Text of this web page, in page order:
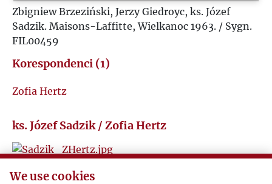
U
Ż
Zbigniew Brzeziński, Jerzy Giedroyc, ks. Józef
Sadzik. Maisons-Laffitte, Wielkanoc 1963. / Sygn.
FIL00459
Korespondenci (1)
Zofia Hertz
ks. Józef Sadzik / Zofia Hertz
Wspomnienie o Zygmuncie Hertzu
We use cookies